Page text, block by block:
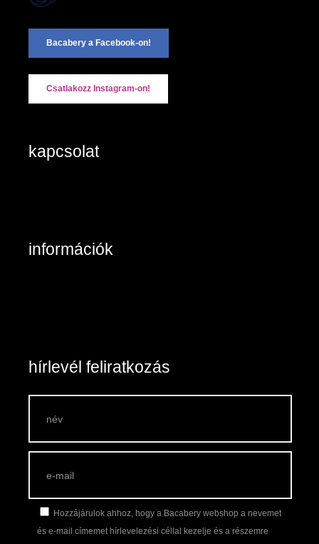
Bacabery a Facebook-on!
Csatlakozz Instagram-on!
kapcsolat
információk
hírlevél feliratkozás
Hozzájárulok ahhoz, hogy a Bacabery webshop a nevemet
és e-mail címemet hírlevelezési céllal kezelje és a részemre